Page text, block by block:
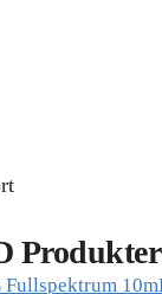
Produkter